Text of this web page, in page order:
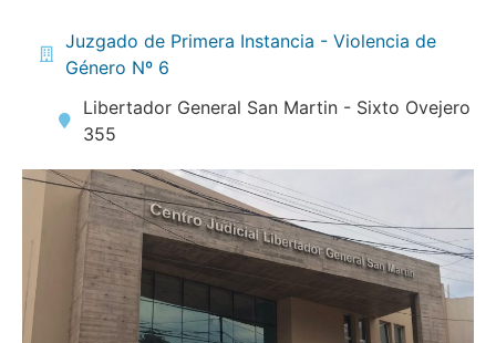
Juzgado de Primera Instancia - Violencia de
Género Nº 6
Libertador General San Martin - Sixto Ovejero
355